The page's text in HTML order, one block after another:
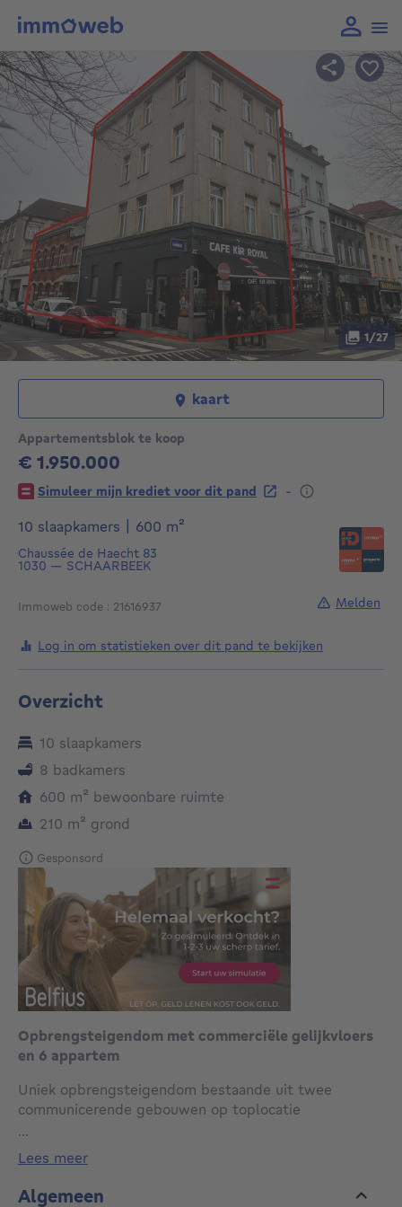
Appartementsblok te koop
€ 1.950.000
1950000€
Simuleer mijn krediet voor dit pand
-
10 slaapkamers
600 m²
Chaussée de Haecht 83
1030 — SCHAARBEEK
Immoweb code : 21616937
1/27
kaart
Log in om statistieken over dit pand te bekijken
Melden
Overzicht
10 slaapkamers
8 badkamers
600 m² vierkante meters
bewoonbare ruimte
210 m² vierkante meters
grond
Gesponsord
Opbrengsteigendom met commerciële gelijkvloers
en 6 appartem
Uniek opbrengsteigendom bestaande uit twee
communicerende gebouwen op toplocatie
Op een strategische locatie langs de
Haachtsesteenweg bevindt zich dit veelzijdige
opbrengsteigendom, bestaande uit twee afzonderlijke
...
lees meer
Algemeen